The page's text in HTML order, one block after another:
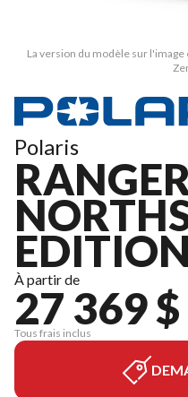
La version du modèle sur l'image
Polaris
À partir de
27 369 $
Tous frais inclus